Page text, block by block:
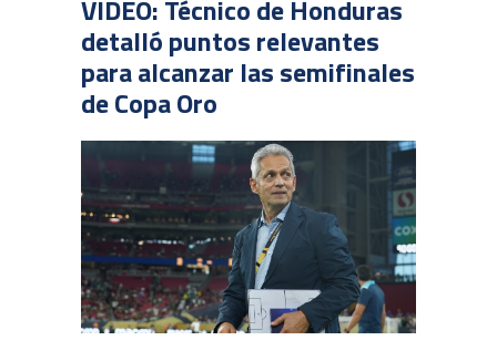
VIDEO: Técnico de Honduras
detalló puntos relevantes
para alcanzar las semifinales
de Copa Oro